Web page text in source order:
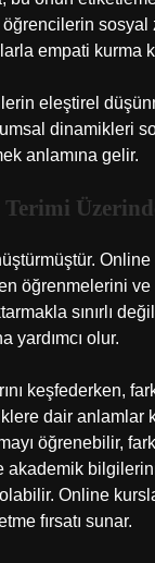
empati kurma
eleştirel
dinamikleri
anlamına gelir.
öğrenmelerini ve
sınırlı
yardımcı olur.
keşfederken,
dair anlamlar
öğrenebilir,
Online
fırsatı sunar.